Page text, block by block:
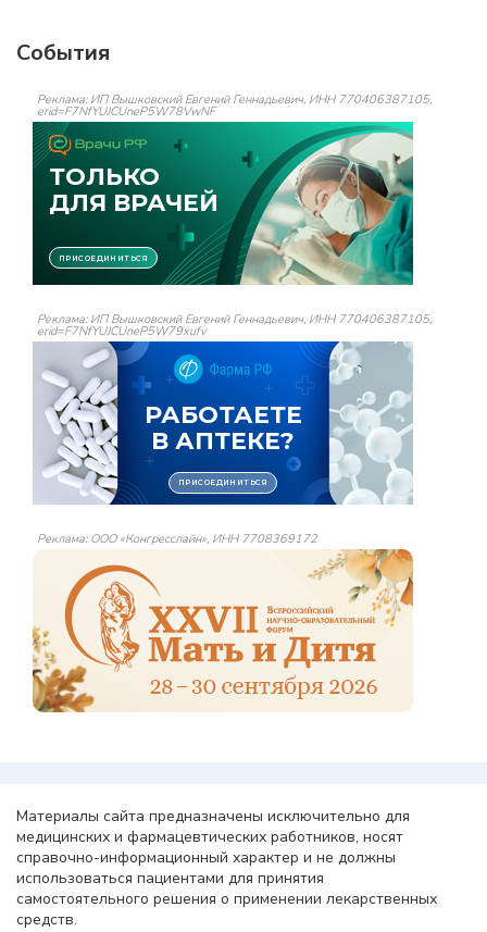
События
Реклама: ИП Вышковский Евгений Геннадьевич, ИНН 770406387105,
erid=F7NfYUJCUneP5W78VwNF
Реклама: ИП Вышковский Евгений Геннадьевич, ИНН 770406387105,
erid=F7NfYUJCUneP5W79xufv
Реклама: ООО «Конгресслайн», ИНН 7708369172
Материалы сайта предназначены исключительно для
медицинских и фармацевтических работников, носят
справочно-информационный характер и не должны
использоваться пациентами для принятия
самостоятельного решения о применении лекарственных
средств.